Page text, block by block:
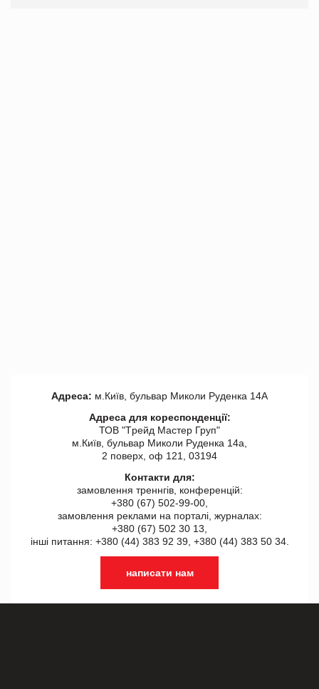
Адреса: м.Київ, бульвар Миколи Руденка 14А
Адреса для кореспонденції:
ТОВ "Tрейд Мастер Груп"
м.Київ, бульвар Миколи Руденка 14а,
2 поверх, оф 121, 03194
Контакти для:
замовлення треннгів, конференцій:
+380 (67) 502-99-00,
замовлення реклами на порталі, журналах:
+380 (67) 502 30 13,
інші питання: +380 (44) 383 92 39, +380 (44) 383 50 34.
написати нам